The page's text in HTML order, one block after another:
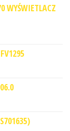
WYŚWIETLACZ